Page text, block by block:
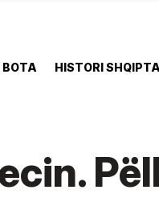
BOTA HISTORI